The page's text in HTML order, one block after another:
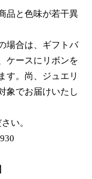
品と色味が若干異
場合は、ギフトバ
ケースにリボンを
す。尚、ジュエリ
象でお届けいたし
い。